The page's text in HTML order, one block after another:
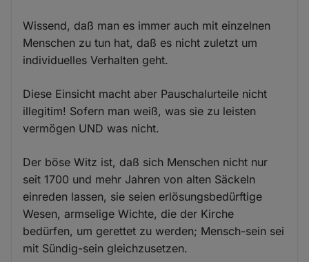
Wissend, daß man es immer auch mit einzelnen
Menschen zu tun hat, daß es nicht zuletzt um
individuelles Verhalten geht.
Diese Einsicht macht aber Pauschalurteile nicht
illegitim! Sofern man weiß, was sie zu leisten
vermögen UND was nicht.
Der böse Witz ist, daß sich Menschen nicht nur
seit 1700 und mehr Jahren von alten Säckeln
einreden lassen, sie seien erlösungsbedürftige
Wesen, armselige Wichte, die der Kirche
bedürfen, um gerettet zu werden; Mensch-sein sei
mit Sündig-sein gleichzusetzen.